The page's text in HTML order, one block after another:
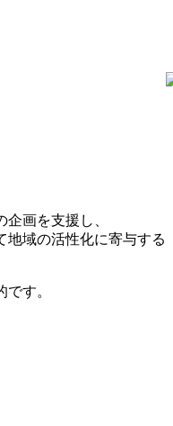
画を支援し、
地域の活性化に寄与する
す。